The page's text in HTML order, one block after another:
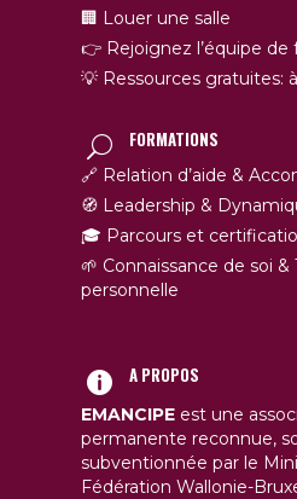
🏢 Louer une salle
👉 Rejoignez l’équipe
💡 Ressources gratuites:
FORMATIONS
🔗 Relation d’aide &
🧭 Leadership &
🎓 Parcours et
🌱 Connaissance de soi
personnelle
A PROPOS
EMANCIPE est une
permanente reconnue,
subventionnée par le
Fédération Wallonie-